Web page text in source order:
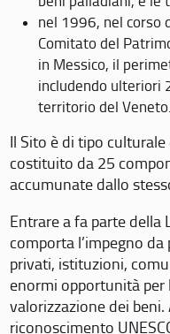
nel 1996, nel corso
Comitato del
in Messico, il
includendo ulteriori
territorio del Veneto.
Il Sito è di tipo
costituito da 25
accumunate dallo
Entrare a fa parte
comporta l’impegno
privati, istituzioni,
enormi opportunità per
valorizzazione dei
riconoscimento